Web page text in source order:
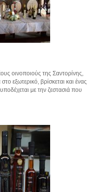
οινοποιούς της Σαντορίνης,
εξωτερικό, βρίσκεται και ένας
με την ζεστασιά που